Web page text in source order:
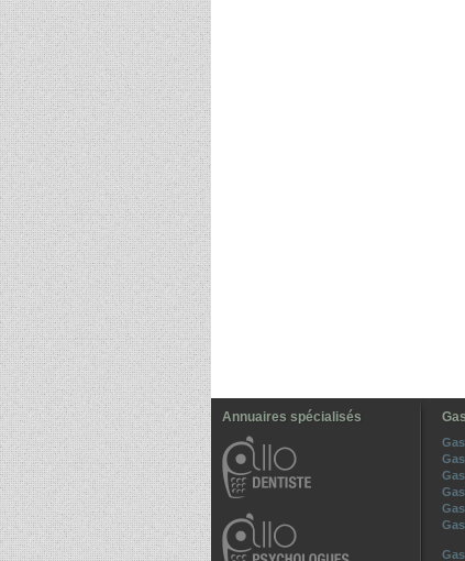
Annuaires spécialisés